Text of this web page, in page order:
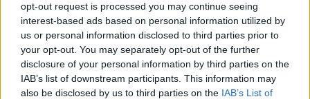
opt-out request is processed you may continue seeing
interest-based ads based on personal information utilized by
us or personal information disclosed to third parties prior to
your opt-out. You may separately opt-out of the further
disclosure of your personal information by third parties on the
IAB’s list of downstream participants. This information may
also be disclosed by us to third parties on the IAB’s List of
UDMR
PMP (Tomac)
Forța Dreptei (L. Orban)
PNȚMM
REPER